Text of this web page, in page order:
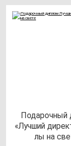
Пода­роч­ный
«Луч­ший
лы на